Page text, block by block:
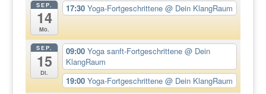
SEP.
14
Mo.
17:30Yoga-Fortgeschrittene@ Dein KlangRaum
SEP.
15
Di.
09:00Yoga sanft-Fortgeschrittene@ Dein
KlangRaum
19:00Yoga-Fortgeschrittene@ Dein KlangRaum